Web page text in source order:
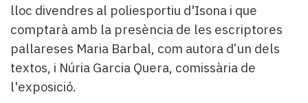
lloc divendres al poliesportiu d'Isona i que
comptarà amb la presència de les escriptores
pallareses Maria Barbal, com autora d’un dels
textos, i Núria Garcia Quera, comissària de
l'exposició.